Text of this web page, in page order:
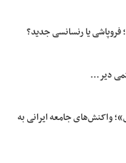
یا رنسانسی جدید؟
دیر...
واکنش‌های جامعه ایرانی به